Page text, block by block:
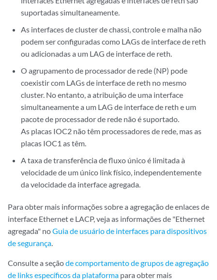
suportadas simultaneamente.
As interfaces de cluster de chassi, controle e malha não
podem ser configuradas como LAGs de interface de reth
ou adicionadas a um LAG de interface de reth.
O agrupamento de processador de rede (NP) pode
coexistir com LAGs de interface de reth no mesmo
cluster. No entanto, a atribuição de uma interface
simultaneamente a um LAG de interface de reth e um
pacote de processador de rede não é suportado.
As placas IOC2 não têm processadores de rede, mas as
placas IOC1 as têm.
A taxa de transferência de fluxo único é limitada à
velocidade de um único link físico, independentemente
da velocidade da interface agregada.
Para obter mais informações sobre a agregação de enlaces de
interface Ethernet e LACP, veja as informações de "Ethernet
agregada" noGuia de usuário de interfaces para dispositivos
de segurança.
Consulte a seçãode comportamento de grupos de agregação
de links específicos da plataforma para obter mais